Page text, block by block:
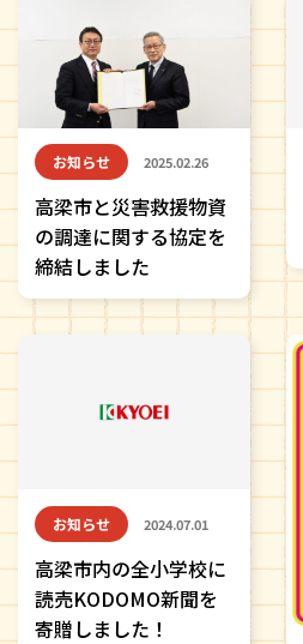
お知らせ 2025.02.26
高梁市と災害救援物資
の調達に関する協定を
締結しました
お知らせ 2024.07.01
高梁市内の全小学校に
読売KODOMO新聞を
寄贈しました！